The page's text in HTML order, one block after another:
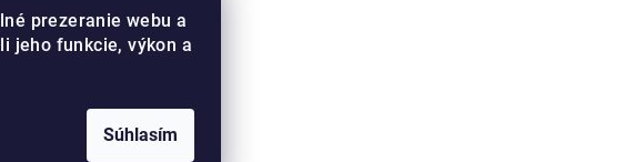
prezeranie webu a
jeho funkcie, výkon a
Súhlasím